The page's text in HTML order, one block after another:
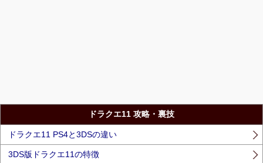
ドラクエ11 攻略・裏技
ドラクエ11 PS4と3DSの違い
3DS版ドラクエ11の特徴